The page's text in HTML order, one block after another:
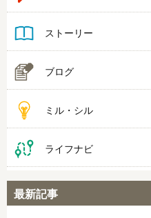
ストーリー
ブログ
ミル・シル
ライフナビ
最新記事